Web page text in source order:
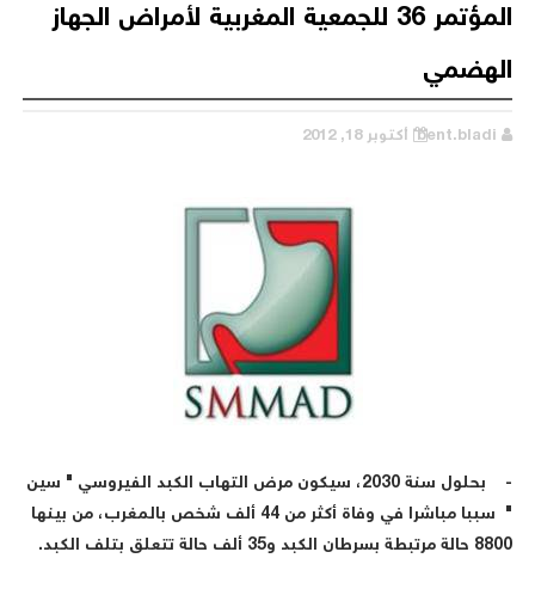
المؤتمر 36 للجمعية المغربية لأمراض الجهاز
الهضمي
bent.bladi أكتوبر 18, 2012
- بحلول سنة 2030، سيكون مرض التهاب الكبد الفيروسي " سين
" سببا مباشرا في وفاة أكثر من 44 ألف شخص بالمغرب، من بينها
8800 حالة مرتبطة بسرطان الكبد و35 ألف حالة تتعلق بتلف الكبد.